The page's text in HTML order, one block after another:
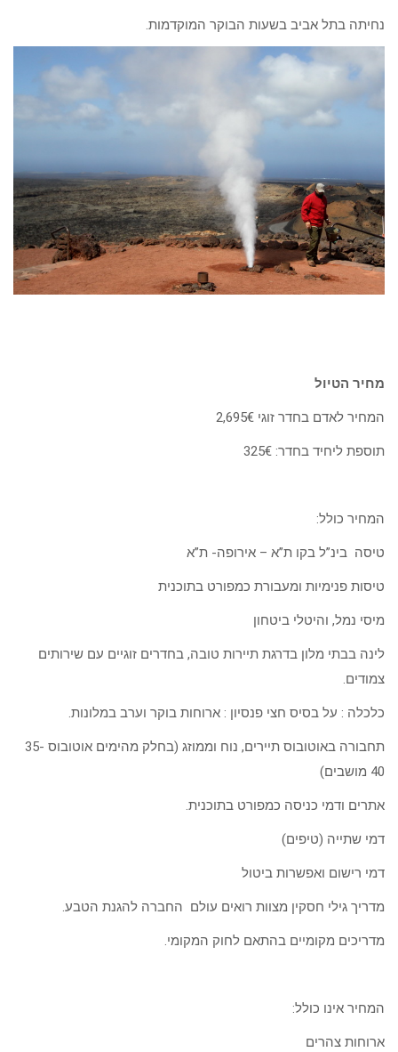
נחיתה בתל אביב בשעות הבוקר המוקדמות.
מחיר הטיול
המחיר לאדם בחדר זוגי 2,695€
תוספת ליחיד בחדר: 325€
המחיר כולל:
טיסה בינ”ל בקו ת”א – אירופה- ת”א
טיסות פנימיות ומעבורת כמפורט בתוכנית
מיסי נמל, והיטלי ביטחון
לינה בבתי מלון בדרגת תיירות טובה, בחדרים זוגיים עם שירותים
צמודים.
כלכלה : על בסיס חצי פנסיון : ארוחות בוקר וערב במלונות.
תחבורה באוטובוס תיירים, נוח וממוזג (בחלק מהימים אוטובוס 35-
40 מושבים)
אתרים ודמי כניסה כמפורט בתוכנית.
דמי שתייה (טיפים)
דמי רישום ואפשרות ביטול
מדריך גילי חסקין מצוות רואים עולם החברה להגנת הטבע.
מדריכים מקומיים בהתאם לחוק המקומי.
המחיר אינו כולל:
ארוחות צהרים